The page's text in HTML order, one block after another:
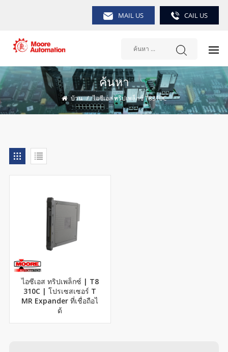
MAIL US CAIL US
ค้นหา
บ้าน / ไอซีเอส ทริปเพล็กซ์ T8310C
ไอซีเอส ทริปเพล็กซ์ | T8
310C | โปรเซสเซอร์ T
MR Expander ที่เชื่อถือไ
ด้